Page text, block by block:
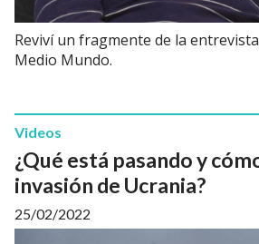
Reviví un fragmente de la
Medio Mundo.
¿Qué está pasando y
invasión de Ucrania?
Videos
25/02/2022